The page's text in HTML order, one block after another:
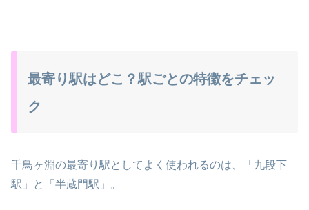
最寄り駅はどこ？駅ごとの特徴をチェッ
ク
千鳥ヶ淵の最寄り駅としてよく使われるのは、「九段下
駅」と「半蔵門駅」。